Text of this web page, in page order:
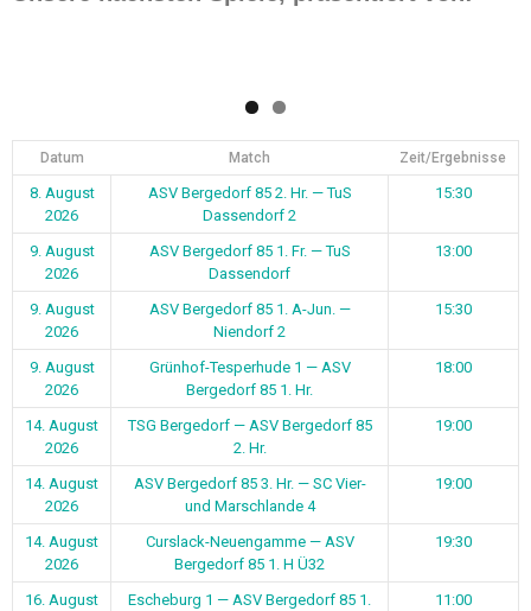
Datum Match Zeit/Ergebnisse
8. August
2026
ASV Bergedorf 85 2. Hr. — TuS
Dassendorf 2
15:30
9. August
2026
ASV Bergedorf 85 1. Fr. — TuS
Dassendorf
13:00
9. August
2026
ASV Bergedorf 85 1. A-Jun. —
Niendorf 2
15:30
9. August
2026
Grünhof-Tesperhude 1 — ASV
Bergedorf 85 1. Hr.
18:00
14. August
2026
TSG Bergedorf — ASV Bergedorf 85
2. Hr.
19:00
14. August
2026
ASV Bergedorf 85 3. Hr. — SC Vier-
und Marschlande 4
19:00
14. August
2026
Curslack-Neuengamme — ASV
Bergedorf 85 1. H Ü32
19:30
16. August
Escheburg 1 — ASV Bergedorf 85 1.
11:00